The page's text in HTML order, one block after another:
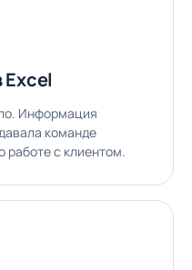
Excel
Информация
команде
работе с клиентом.